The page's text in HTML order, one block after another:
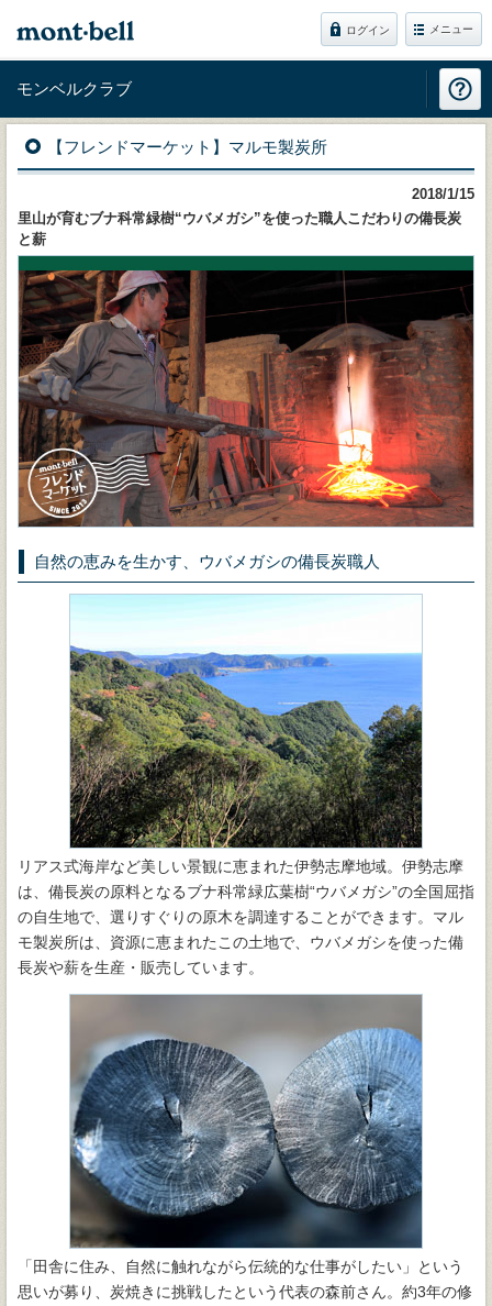
ログイン メニュー
モンベルクラブ
【フレンドマーケット】マルモ製炭所
2018/1/15
里山が育むブナ科常緑樹“ウバメガシ”を使った職人こだわりの備長炭
と薪
自然の恵みを生かす、ウバメガシの備長炭職人
リアス式海岸など美しい景観に恵まれた伊勢志摩地域。伊勢志摩
は、備長炭の原料となるブナ科常緑広葉樹“ウバメガシ”の全国屈指
の自生地で、選りすぐりの原木を調達することができます。マル
モ製炭所は、資源に恵まれたこの土地で、ウバメガシを使った備
長炭や薪を生産・販売しています。
「田舎に住み、自然に触れながら伝統的な仕事がしたい」という
思いが募り、炭焼きに挑戦したという代表の森前さん。約3年の修